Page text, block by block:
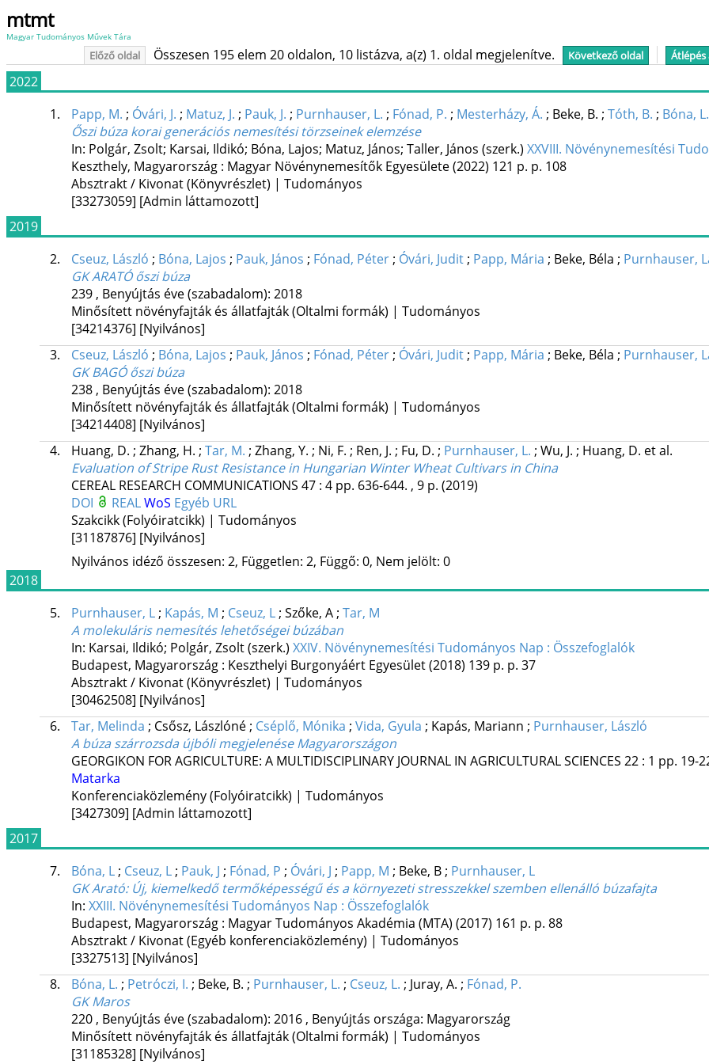
mtmt
Magyar Tudományos Művek Tára
Előző oldal Összesen 195 elem 20 oldalon, 10 listázva, a(z) 1. oldal megjelenítve. Következő oldal Átlépés
2022
1.
Papp, M. ; Óvári, J. ; Matuz, J. ; Pauk, J. ; Purnhauser, L. ; Fónad, P. ; Mesterházy, Á. ; Beke, B. ; Tóth, B. ; Bóna, L.
Őszi búza korai generációs nemesítési törzseinek elemzése
In: Polgár, Zsolt; Karsai, Ildikó; Bóna, Lajos; Matuz, János; Taller, János (szerk.) XXVIII. Növénynemesítési
Keszthely, Magyarország : Magyar Növénynemesítők Egyesülete(2022) 121 p. p. 108
Absztrakt / Kivonat (Könyvrészlet) | Tudományos
[33273059] [Admin láttamozott]
2019
2.
Cseuz, László ; Bóna, Lajos ; Pauk, János ; Fónad, Péter; Óvári, Judit; Papp, Mária ; Beke, Béla ; Purnhauser,
GK ARATÓ őszi búza
239, Benyújtás éve (szabadalom): 2018
Minősített növényfajták és állatfajták (Oltalmi formák) | Tudományos
[34214376] [Nyilvános]
3.
Cseuz, László ; Bóna, Lajos ; Pauk, János ; Fónad, Péter; Óvári, Judit; Papp, Mária ; Beke, Béla ; Purnhauser,
GK BAGÓ őszi búza
238, Benyújtás éve (szabadalom): 2018
Minősített növényfajták és állatfajták (Oltalmi formák) | Tudományos
[34214408] [Nyilvános]
4.
Huang, D. ; Zhang, H. ; Tar, M. ; Zhang, Y. ; Ni, F. ; Ren, J. ; Fu, D. ; Purnhauser, L. ; Wu, J. ; Huang, D. et al.
Evaluation of Stripe Rust Resistance in Hungarian Winter Wheat Cultivars in China
CEREAL RESEARCH COMMUNICATIONS 47: 4 pp. 636-644. , 9 p. (2019)
DOI
REALWoS Egyéb URL
Szakcikk (Folyóiratcikk) | Tudományos
[31187876] [Nyilvános]
Nyilvános idéző összesen: 2, Független: 2, Függő: 0, Nem jelölt: 0
2018
5.
Purnhauser, L; Kapás, M ; Cseuz, L; Szőke, A; Tar, M
A molekuláris nemesítés lehetőségei búzában
In: Karsai, Ildikó; Polgár, Zsolt (szerk.) XXIV. Növénynemesítési Tudományos Nap : Összefoglalók
Budapest, Magyarország : Keszthelyi Burgonyáért Egyesület(2018) 139 p. p. 37
Absztrakt / Kivonat (Könyvrészlet) | Tudományos
[30462508] [Nyilvános]
6.
Tar, Melinda ; Csősz, Lászlóné; Cséplő, Mónika ; Vida, Gyula ; Kapás, Mariann ; Purnhauser, László
A búza szárrozsda újbóli megjelenése Magyarországon
GEORGIKON FOR AGRICULTURE: A MULTIDISCIPLINARY JOURNAL IN AGRICULTURAL SCIENCES 22: 1 pp. 19-
Matarka
Konferenciaközlemény (Folyóiratcikk) | Tudományos
[3427309] [Admin láttamozott]
2017
7.
Bóna, L; Cseuz, L; Pauk, J ; Fónad, P ; Óvári, J ; Papp, M ; Beke, B; Purnhauser, L
GK Arató: Új, kiemelkedő termőképességű és a környezeti stresszekkel szemben ellenálló búzafajta
In: XXIII. Növénynemesítési Tudományos Nap : Összefoglalók
Budapest, Magyarország : Magyar Tudományos Akadémia (MTA) (2017) 161 p. p. 88
Absztrakt / Kivonat (Egyéb konferenciaközlemény) | Tudományos
[3327513] [Nyilvános]
8.
Bóna, L. ; Petróczi, I. ; Beke, B. ; Purnhauser, L. ; Cseuz, L. ; Juray, A. ; Fónad, P.
GK Maros
220, Benyújtás éve (szabadalom): 2016, Benyújtás országa: Magyarország
Minősített növényfajták és állatfajták (Oltalmi formák) | Tudományos
[31185328] [Nyilvános]